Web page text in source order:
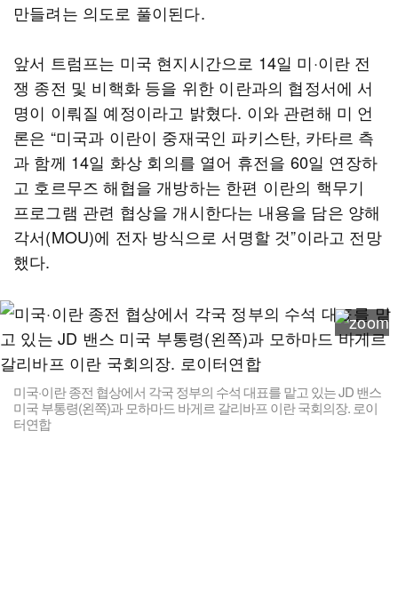
만들려는 의도로 풀이된다.
앞서 트럼프는 미국 현지시간으로 14일 미·이란 전
쟁 종전 및 비핵화 등을 위한 이란과의 협정서에 서
명이 이뤄질 예정이라고 밝혔다. 이와 관련해 미 언
론은 “미국과 이란이 중재국인 파키스탄, 카타르 측
과 함께 14일 화상 회의를 열어 휴전을 60일 연장하
고 호르무즈 해협을 개방하는 한편 이란의 핵무기
프로그램 관련 협상을 개시한다는 내용을 담은 양해
각서(MOU)에 전자 방식으로 서명할 것”이라고 전망
했다.
미국·이란 종전 협상에서 각국 정부의 수석 대표를 맡고 있는 JD 밴스
미국 부통령(왼쪽)과 모하마드 바게르 갈리바프 이란 국회의장. 로이
터연합